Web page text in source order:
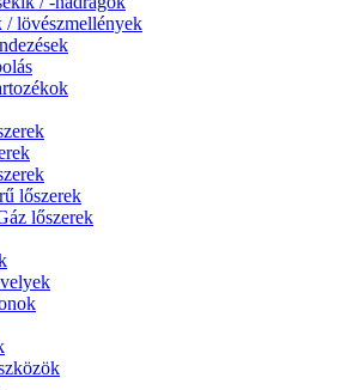
/ lövészmellények
lőszerek
lőszerek